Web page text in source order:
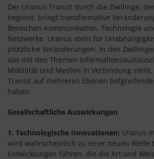
Der Uranus-Transit durch die Zwillinge,
beginnt, bringt transformative
Bereichen Kommunikation, Technologie
Netzwerke. Uranus steht für
plötzliche Veränderungen. In den
das mit den Themen
Mobilität und Medien in Verbindung
Transit auf mehreren Ebenen
haben:
Gesellschaftliche Auswirkungen
1. Technologische Innovationen: Uranus
wird wahrscheinlich zu einer neuen Welle
Entwicklungen führen, die die Art und